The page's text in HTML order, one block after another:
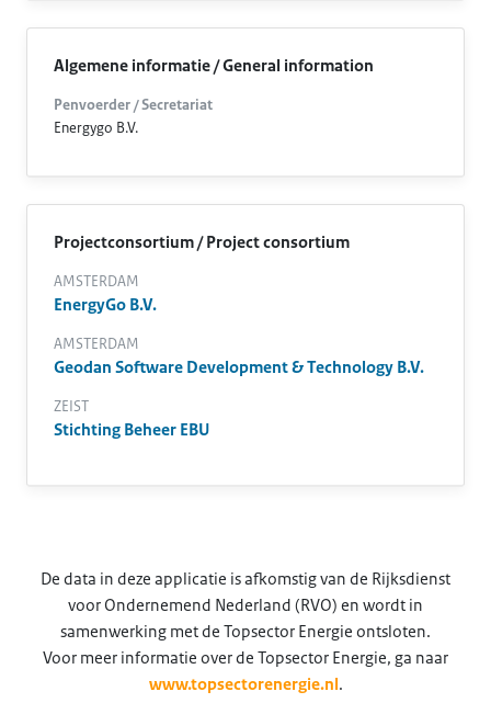
Algemene informatie / General information
Penvoerder / Secretariat
Energygo B.V.
Projectconsortium / Project consortium
AMSTERDAM
EnergyGo B.V.
AMSTERDAM
Geodan Software Development & Technology B.V.
ZEIST
Stichting Beheer EBU
De data in deze applicatie is afkomstig van de Rijksdienst
voor Ondernemend Nederland (RVO) en wordt in
samenwerking met de Topsector Energie ontsloten.
Voor meer informatie over de Topsector Energie, ga naar
www.topsectorenergie.nl .